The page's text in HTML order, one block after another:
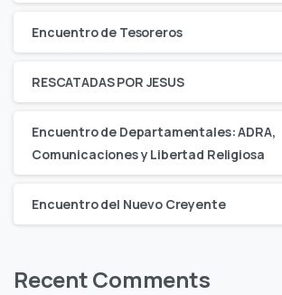
Encuentro de Tesoreros
RESCATADAS POR JESUS
Encuentro de Departamentales: ADRA,
Comunicaciones y Libertad Religiosa
Encuentro del Nuevo Creyente
Recent Comments